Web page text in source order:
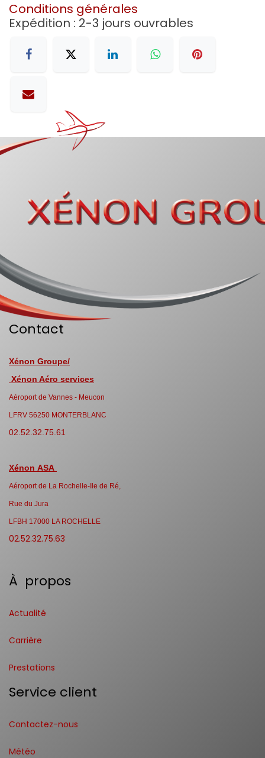
Conditions générales
Expédition : 2-3 jours ouvrables
Contact
Xénon Groupe/
Xénon Aéro services
Aéroport de Vannes - Meucon
LFRV 56250 MONTERBLANC
02.52.32.75.61
Xénon ASA
Aéroport de La Rochelle-Ile de Ré,
Rue du Jura
LFBH 17000 LA ROCHELLE
02.52.32.75.63
À propos
Actualité
Carrière
Prestations
Service client
Contactez-nous
Météo